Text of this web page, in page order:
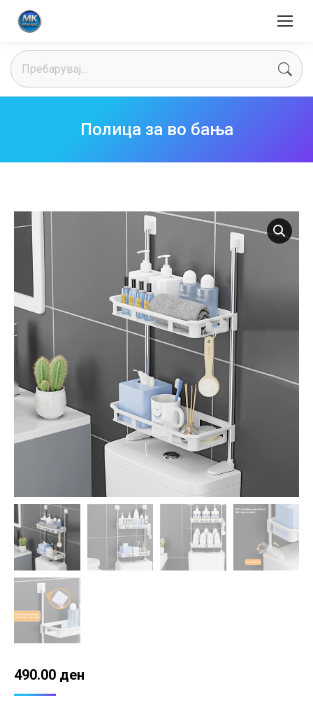
Search:
Полица за во бања
490.00 ден